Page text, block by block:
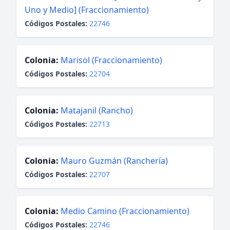
Uno y Medio] (Fraccionamiento)
Códigos Postales: 22746
Colonia: Marisol (Fraccionamiento)
Códigos Postales: 22704
Colonia: Matajanil (Rancho)
Códigos Postales: 22713
Colonia: Mauro Guzmán (Ranchería)
Códigos Postales: 22707
Colonia: Medio Camino (Fraccionamiento)
Códigos Postales: 22746